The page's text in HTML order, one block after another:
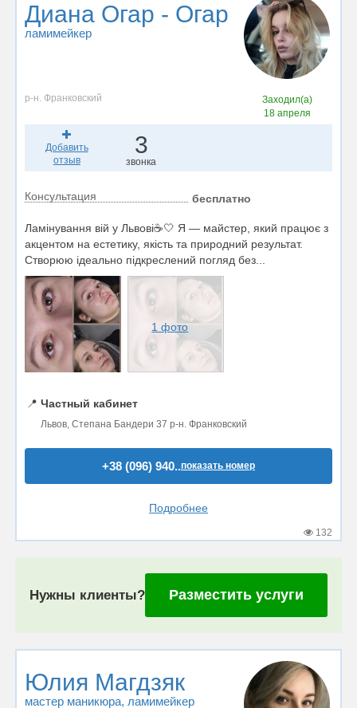
Диана Огар - Огар
ламимейкер
р-н. Франковский
Заходил(а)
18 апреля
Добавить
отзыв
3
звонка
Консультация бесплатно
Ламінування вій у Львові☕🤍 Я — майстер, який працює з
акцентом на естетику, якість та природний результат.
Створюю ідеально підкреслений погляд без...
1 фото
📍 Частный кабинет
Львов, Степана Бандери 37 р-н. Франковский
+38 (096) 940..показать номер
Подробнее
132
Нужны клиенты? Разместить услуги
Юлия Магдзяк
мастер маникюра, ламимейкер